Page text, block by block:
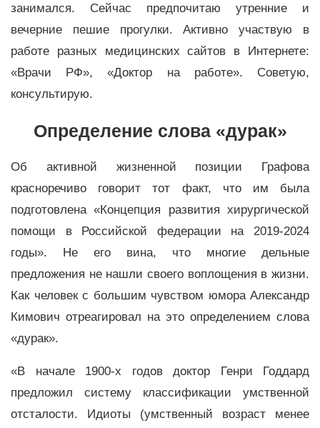
занимался. Сейчас предпочитаю утренние и
вечерние пешие прогулки. Активно участвую в
работе разных медицинских сайтов в Интернете:
«Врачи РФ», «Доктор на работе». Советую,
консультирую.
Определение слова «дурак»
Об активной жизненной позиции Графова
красноречиво говорит тот факт, что им была
подготовлена «Концепция развития хирургической
помощи в Российской федерации на 2019-2024
годы». Не его вина, что многие дельные
предложения не нашли своего воплощения в жизни.
Как человек с большим чувством юмора Александр
Кимович отреагировал на это определением слова
«дурак».
«В начале 1900-х годов доктор Генри Годдард
предложил систему классификации умственной
отсталости. Идиоты (умственный возраст менее